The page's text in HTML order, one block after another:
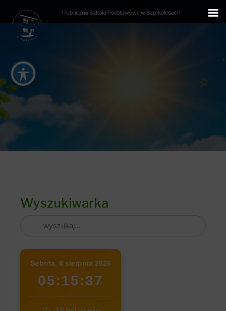
Publiczna Szkoła Podstawowa w Szpikołosach
Wyszukiwarka
Sobota, 8 sierpnia 2026
05:15:37